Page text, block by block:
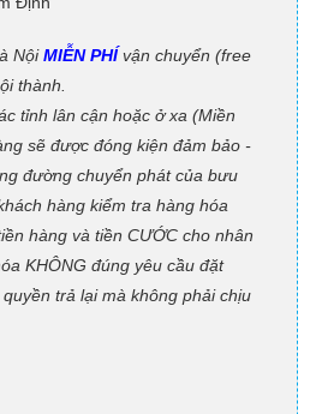
NộiMIỄN PHÍ vận chuyển (free
thành.
tỉnh lân cận hoặc ở xa (Miền
sẽ được đóng kiện đảm bảo -
đường chuyển phát của bưu
hàng kiểm tra hàng hóa
hàng và tiền CƯỚC cho nhân
KHÔNG đúng yêu cầu đặt
trả lại mà không phải chịu